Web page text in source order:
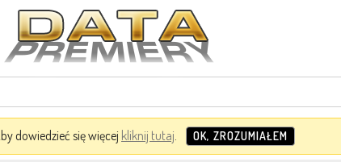
dowiedzieć się więcej kliknij tutaj. OK, ZROZUMIAŁEM